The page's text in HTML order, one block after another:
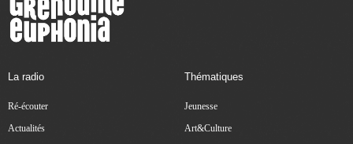
La radio
Ré-écouter
Actualités
Thématiques
Jeunesse
Art&Culture